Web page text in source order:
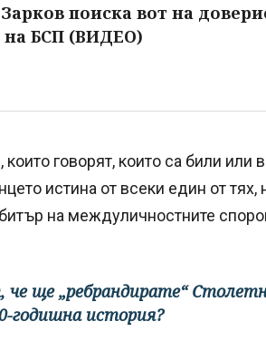
поиска вот на
на БСП (ВИДЕО)
говорят, които са били или
истина от всеки един от
на междуличностните
че ще „ребрандирате“
годишна история?